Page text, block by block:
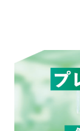
新規登録
イベント
プログラム